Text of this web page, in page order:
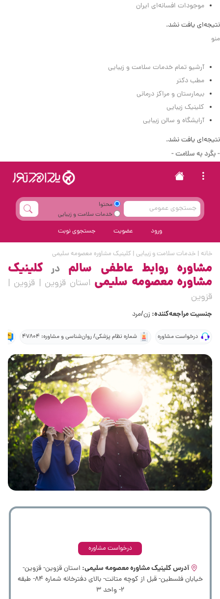
موجودات افسانه‌ای ایران
نتیجه‌ای یافت نشد.
منو
آرشیو تمام خدمات سلامت و زیبایی
مطب دکتر
بیمارستان و مراکز درمانی
کلینیک زیبایی
آرایشگاه و سالن زیبایی
نتیجه‌ای یافت نشد.
- بگرد به سلامت -
محتوا
خدمات سلامت و زیبایی
ورود عضویت جستجوی نوبت
خانه | خدمات سلامت و زیبایی |کلینیک مشاوره معصومه سلیمی
مشاوره روابط عاطفی سالم در کلینیک
مشاوره معصومه سلیمی استان قزوین | قزوین |
قزوین
جنسیت مراجعه‌کننده: زن/مرد
درخواست مشاوره شماره نظام پزشکی/ روان‌شناسی و مشاوره: 47804
درخواست مشاوره
آدرس کلینیک مشاوره معصومه سلیمی: استان قزوین- قزوین-
خیابان فلسطین- قبل از کوچه متانت- بالای دفترخانه شماره 84- طبقه
2- واحد 3